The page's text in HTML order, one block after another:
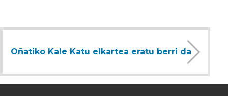
Oñatiko Kale Katu elkartea eratu berri da